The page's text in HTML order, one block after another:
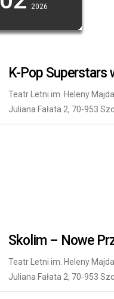
2026
K-Pop Superstars
Teatr Letni im. Heleny
Juliana Fałata 2, 70-953
2026
Skolim – Nowe
Teatr Letni im. Heleny
Juliana Fałata 2, 70-953
2026
2026
2026
2026
2026